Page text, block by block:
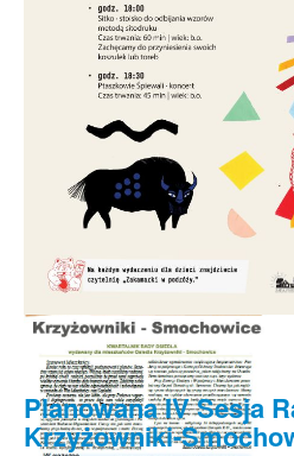
Planowana IV Sesja
Krzyżowniki-